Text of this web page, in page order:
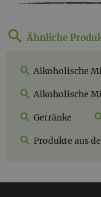
Ähnliche
Alkoholische
Alkoholische
Getränke
Produkte aus